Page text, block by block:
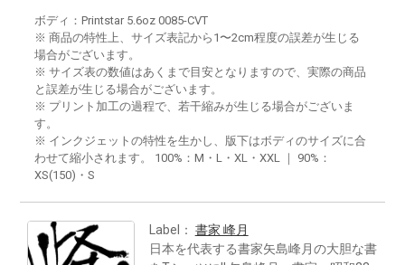
ボディ：Printstar 5.6oz 0085-CVT
※ 商品の特性上、サイズ表記から1〜2cm程度の誤差が生じる
場合がございます。
※ サイズ表の数値はあくまで目安となりますので、実際の商品
と誤差が生じる場合がございます。
※ プリント加工の過程で、若干縮みが生じる場合がございま
す。
※ インクジェットの特性を生かし、版下はボディのサイズに合
わせて縮小されます。 100%：M・L・XL・XXL ｜ 90%：
XS(150)・S
Label： 書家 峰月
日本を代表する書家矢島峰月の大胆な書